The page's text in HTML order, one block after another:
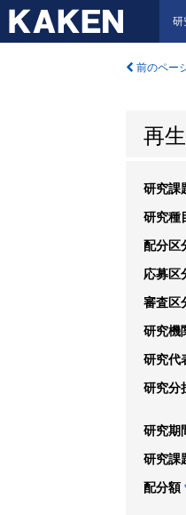
研
前のペー
再
研究課
研究種
配分区
応募区
審査区
研究機
研究代
研究分
研究期
研究課
配分額